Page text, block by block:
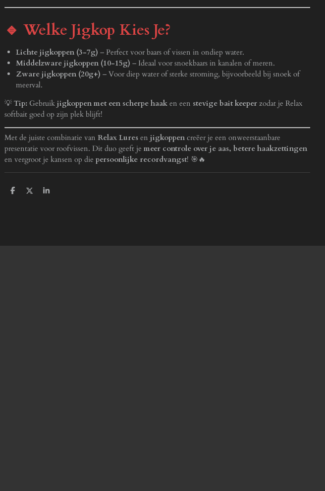
🔹 Welke Jigkop Kies Je?
Lichte jigkoppen (3-7g) – Perfect voor baars of vissen in ondiep water.
Middelzware jigkoppen (10-15g) – Ideaal voor snoekbaars in kanalen of meren.
Zware jigkoppen (20g+) – Voor diep water of sterke stroming, bijvoorbeeld bij snoek of
meerval.
💡 Tip: Gebruik jigkoppen met een scherpe haak en een stevige bait keeper zodat je Relax
softbait goed op zijn plek blijft!
Met de juiste combinatie van Relax Lures en jigkoppen creëer je een onweerstaanbare
presentatie voor roofvissen. Dit duo geeft je meer controle over je aas, betere haakzettingen
en vergroot je kansen op die persoonlijke recordvangst! 🎯🔥
D
D
S